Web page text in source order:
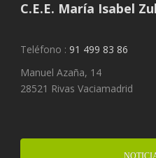
C.E.E. María Isabel
Teléfono : 91 499 83 86
Manuel Azaña, 14
28521 Rivas Vaciamadrid